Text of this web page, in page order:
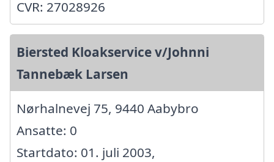
CVR: 27028926
Biersted Kloakservice v/Johnni
Tannebæk Larsen
Nørhalnevej 75, 9440 Aabybro
Ansatte: 0
Startdato: 01. juli 2003,